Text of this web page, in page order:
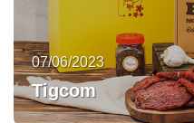
Tigcom
07/06/2023